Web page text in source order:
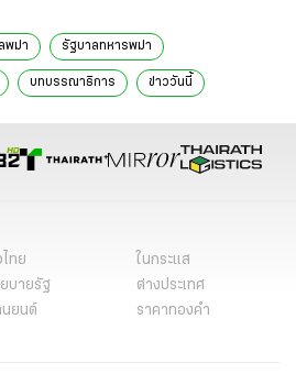
พม่า รัฐบาลทหารพม่า
บทบรรณาธิการ ข่าววันนี้
ทย
ในกระแส
บายรัฐ
ต่างประเทศ
นยนต์
ราคาทองคำ